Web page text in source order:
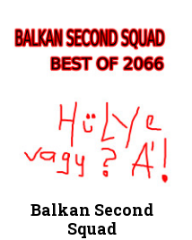
Balkan Second
Squad